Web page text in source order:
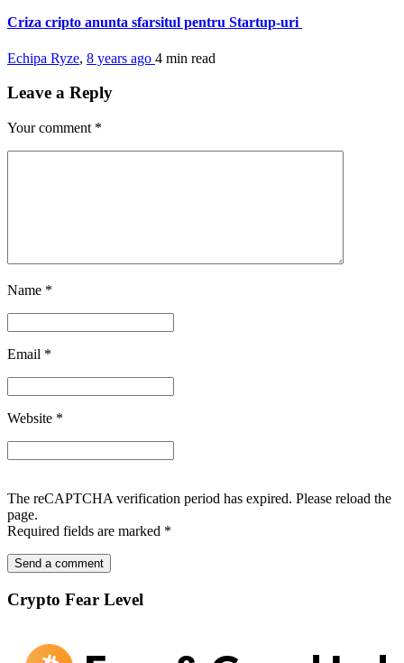
Criza cripto anunta sfarsitul pentru Startup-uri
Echipa Ryze, 8 years ago 4 min read
Leave a Reply
Your comment *
Name *
Email *
Website *
The reCAPTCHA verification period has expired. Please reload the
page.
Required fields are marked *
Crypto Fear Level